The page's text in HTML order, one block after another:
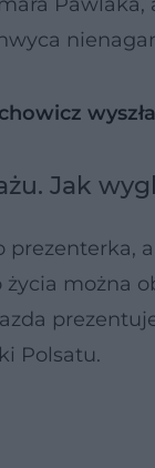
Jak
prezenterka,
życia można
Polsatu.